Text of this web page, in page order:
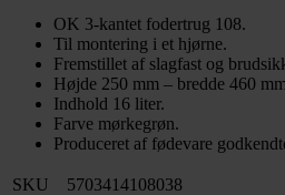
OK 3-kantet fodertrug 108.
Til montering i et hjørne.
Fremstillet af slagfast og
Højde 250 mm – bredde 460
Indhold 16 liter.
Farve mørkegrøn.
Produceret af fødevare
SKU
5703414108038